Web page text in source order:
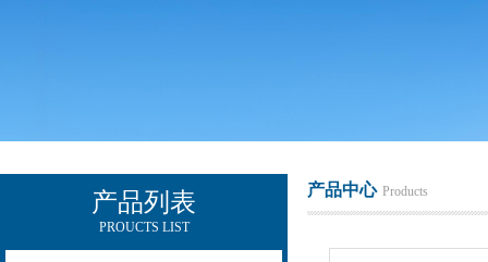
产品列表
PROUCTS LIST
产品中心 Products